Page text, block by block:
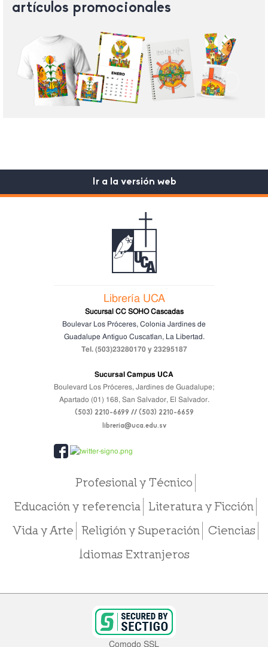
artículos promocionales
Ir a la versión web
Librería UCA
Sucursal CC SOHO Cascadas
Boulevar Los Próceres, Colonia Jardines de
GuadalupeAntiguo Cuscatlan, La Libertad.
Tel. (503)23280170 y 23295187
Sucursal Campus UCA
Boulevard Los Próceres, Jardines de Guadalupe;
Apartado (01) 168, San Salvador, El Salvador.
(503) 2210-6699 // (503) 2210-6659
libreria@uca.edu.sv
Profesional y Técnico
Educación y referencia
Literatura y Ficción
Vida y Arte
Religión y Superación
Ciencias
Idiomas Extranjeros
Comodo SSL